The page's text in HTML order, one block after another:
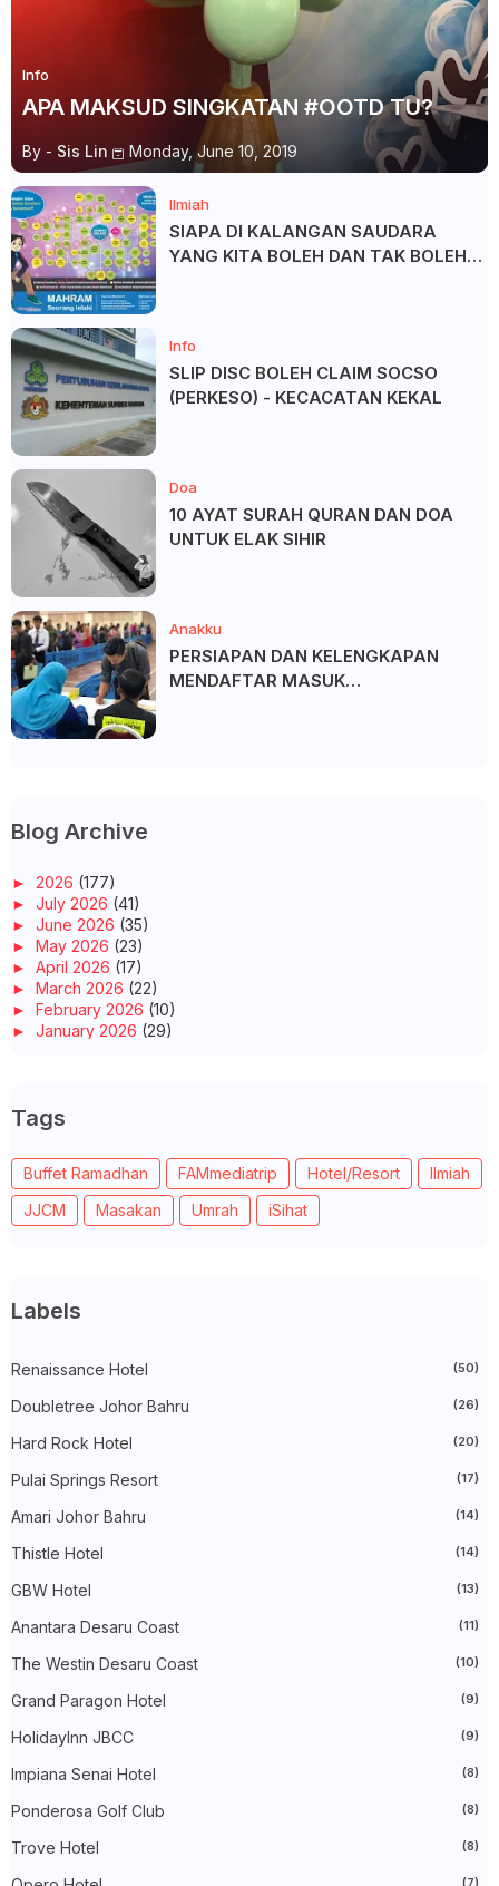
Info
APA MAKSUD SINGKATAN #OOTD TU?
By - Sis Lin Monday, June 10, 2019
Ilmiah
SIAPA DI KALANGAN SAUDARA
YANG KITA BOLEH DAN TAK BOLEH
Info
SLIP DISC BOLEH CLAIM SOCSO
(PERKESO) - KECACATAN KEKAL
Doa
10 AYAT SURAH QURAN DAN DOA
UNTUK ELAK SIHIR
Anakku
PERSIAPAN DAN KELENGKAPAN
MENDAFTAR MASUK
Blog Archive
► 2026 (177)
► July 2026 (41)
► June 2026 (35)
► May 2026 (23)
► April 2026 (17)
► March 2026 (22)
► February 2026 (10)
► January 2026 (29)
►October 2025
September 2025
►August 2025(6)
►July 2025(20)
►June 2025(22)
►May 2025(32)
►January 2025
►November 2024
►September 2024(27)
►
August 2024
► July 2024(49)
►June 2024(51)
►April 2024(20)
►February 2024
►January 2024
► 2023(483)
►December 2023(31)
►October 2023(30)
►August 2023(41)
►July 2023(40)
June 2023
►May 2023 (19)
►March 2023 (86)
►January 2023
▼ 2022(575)
Tags
Buffet Ramadhan FAMmediatrip Hotel/Resort
Ilmiah
JJCM
Masakan Umrah iSihat
Labels
Renaissance Hotel (50)
Doubletree Johor Bahru (26)
Hard Rock Hotel (20)
Pulai Springs Resort (17)
Amari Johor Bahru (14)
Thistle Hotel (14)
GBW Hotel (13)
Anantara Desaru Coast (11)
The Westin Desaru Coast (10)
Grand Paragon Hotel (9)
HolidayInn JBCC (9)
Impiana Senai Hotel (8)
Ponderosa Golf Club (8)
Trove Hotel (8)